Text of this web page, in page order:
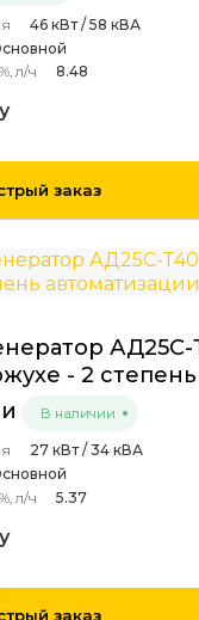
46 кВт / 58 кВА
л/ч
8.48
заказ
АД25С-
- 2 степень
В наличии
27 кВт / 34 кВА
л/ч
5.37
заказ